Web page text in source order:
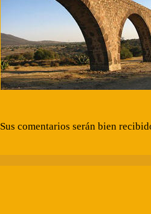
Sus comentarios serán bien